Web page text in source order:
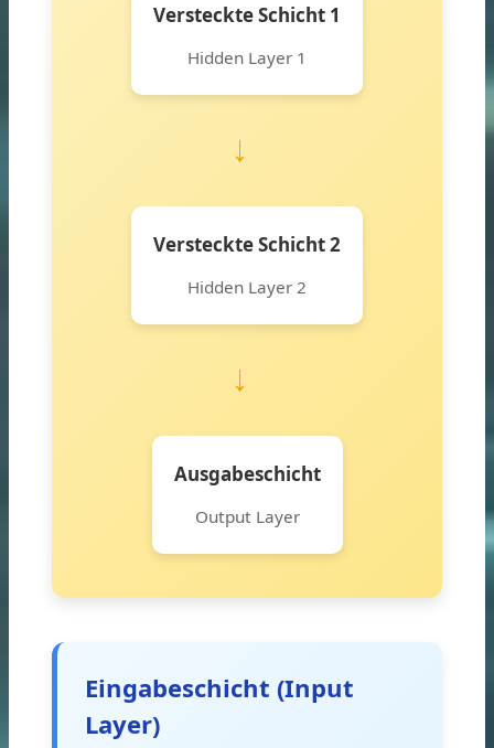
Versteckte Schicht 1
Hidden Layer 1
→
Versteckte Schicht 2
Hidden Layer 2
→
Ausgabeschicht
Output Layer
Eingabeschicht (Input
Layer)